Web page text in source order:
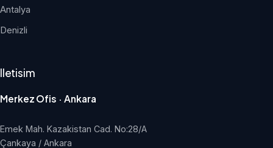
Antalya
Denizli
Iletisim
Merkez Ofis · Ankara
Emek Mah. Kazakistan Cad. No:28/A
Çankaya / Ankara